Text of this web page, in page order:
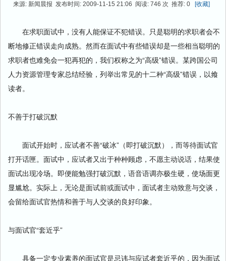
来源: 新闻晨报 发布时间: 2009-11-15 21:06 阅读: 746 次 推荐: 0 [收藏]
在求职面试中，没有人能保证不犯错误。只是聪明的求职者会不
断地修正错误走向成熟。然而在面试中有些错误却是一些相当聪明的
求职者也难免会一犯再犯的，我们权称之为“高级”错误。某跨国公司
人力资源管理专家总结经验，列举出常见的十二种“高级”错误，以飨
读者。
不善于打破沉默
面试开始时，应试者不善“破冰”（即打破沉默），而等待面试官
打开话匣。面试中，应试者又出于种种顾虑，不愿主动说话，结果使
面试出现冷场。即便能勉强打破沉默，语音语调亦极生硬，使场面更
显尴尬。实际上，无论是面试前或面试中，面试者主动致意与交谈，
会留给面试官热情和善于与人交谈的良好印象。
与面试官“套近乎”
具备一定专业素养的面试官是忌讳与应试者套近乎的，因为面试